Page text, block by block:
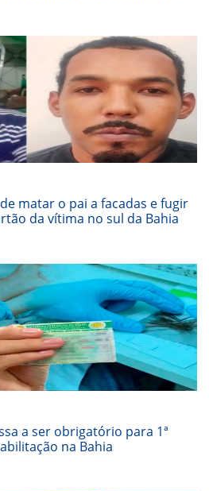
matar o pai a facadas e fugir
da vítima no sul da Bahia
a ser obrigatório para 1ª
na Bahia